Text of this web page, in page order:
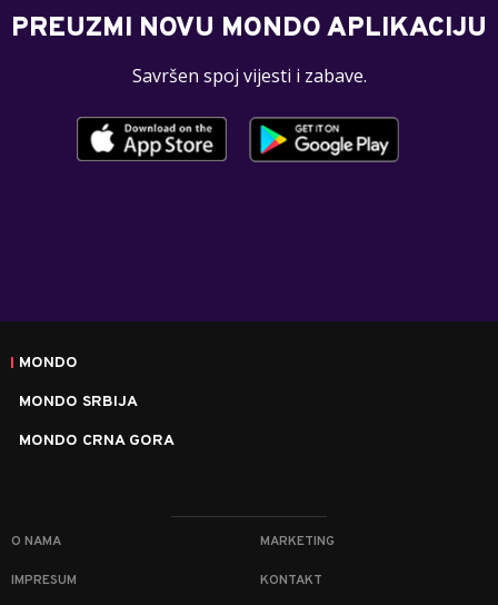
PREUZMI NOVU MONDO APLIKACIJU
Savršen spoj vijesti i zabave.
MONDO
MONDO SRBIJA
MONDO CRNA GORA
O NAMA MARKETING
IMPRESUM KONTAKT